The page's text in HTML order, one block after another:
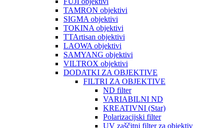
TAMRON objektivi
SIGMA objektivi
TOKINA objektivi
TTArtisan objektivi
LAOWA objektivi
SAMYANG objektivi
VILTROX objektivi
DODATKI ZA OBJEKTIVE
FILTRI ZA OBJEKTIVE
ND filter
VARIABILNI ND
KREATIVNI (Star)
Polarizacijski filter
UV zaščitni filter za objektiv